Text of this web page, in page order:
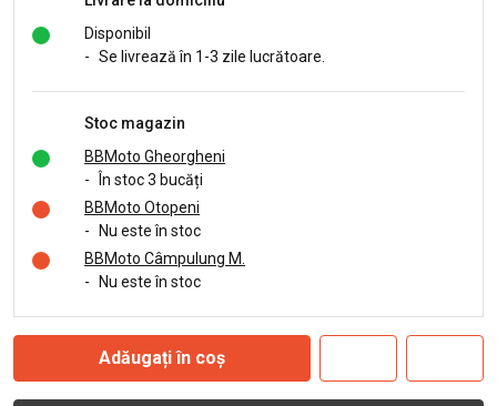
Disponibil
- Se livrează în 1-3 zile lucrătoare.
Stoc magazin
BBMoto Gheorgheni
-
În stoc 3 bucăți
BBMoto Otopeni
-
Nu este în stoc
BBMoto Câmpulung M.
-
Nu este în stoc
Adăugați în coș